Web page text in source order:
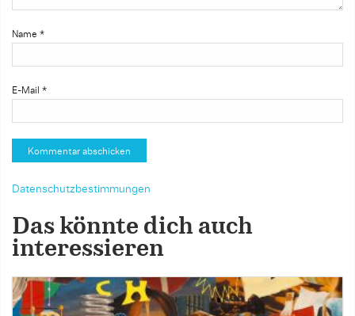
Name *
E-Mail *
Datenschutzbestimmungen
Das könnte dich auch
interessieren